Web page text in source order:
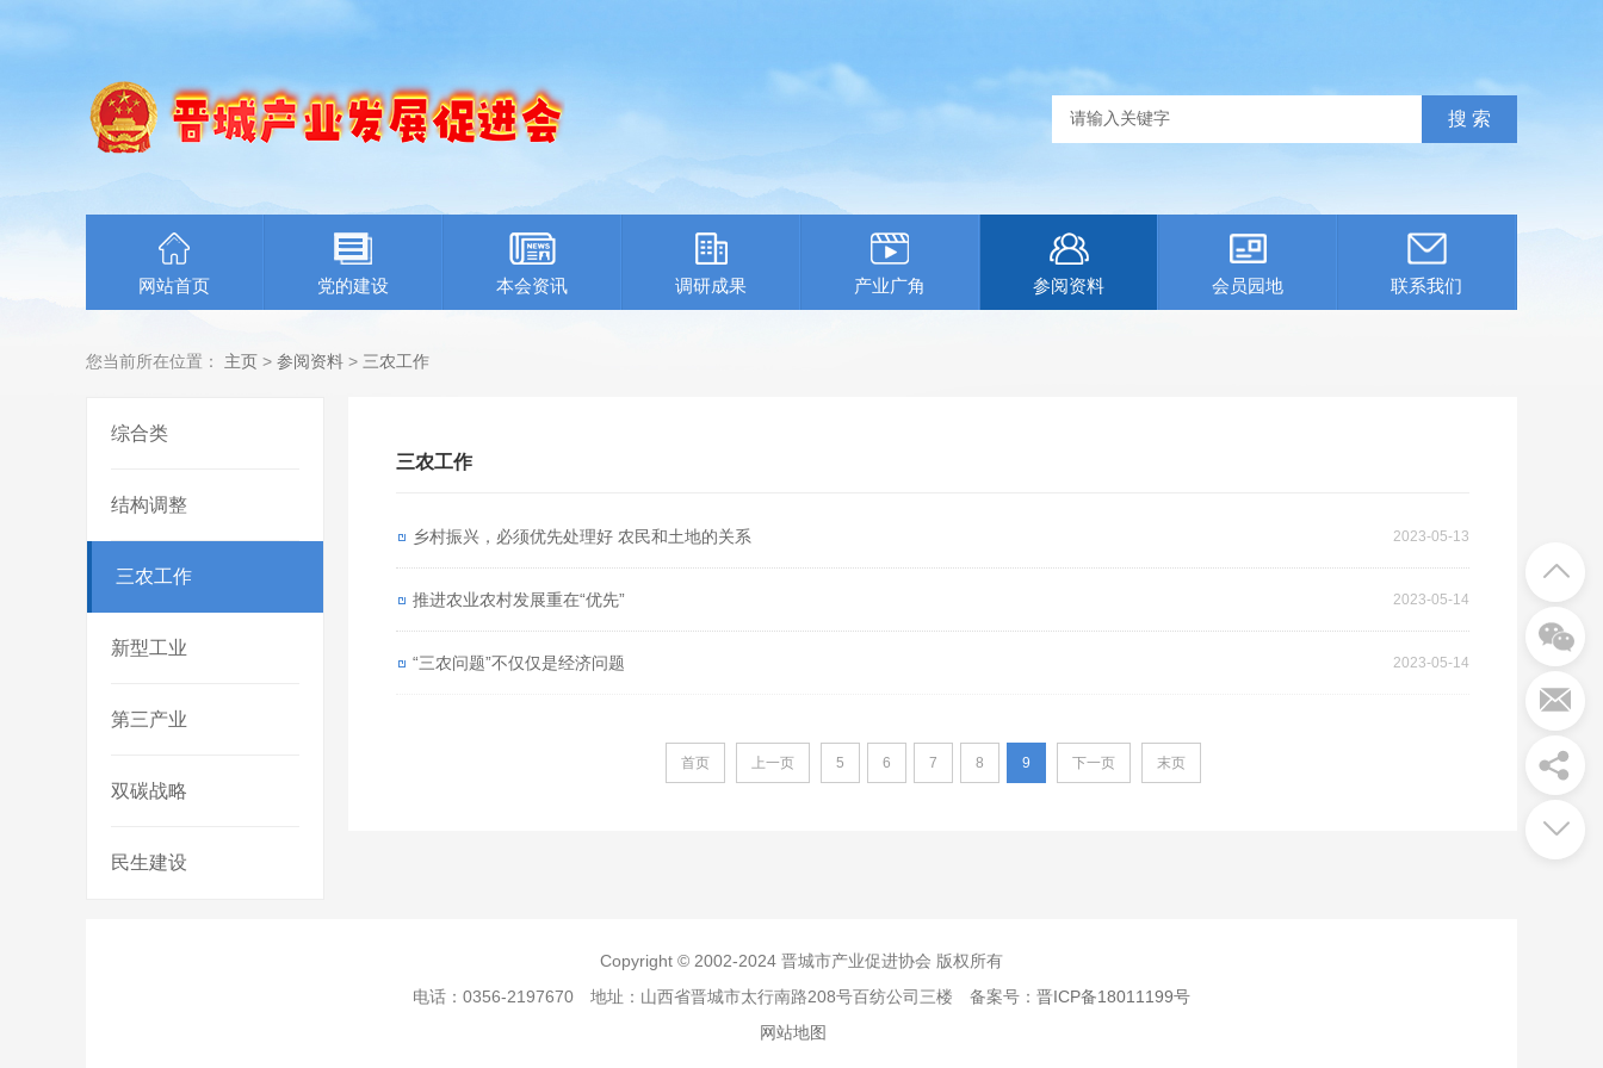
网站首页 党的建设 本会资讯 调研成果 产业广角 参阅资料 会员园地 联系我们
您当前所在位置： 主页 > 参阅资料 > 三农工作
综合类
结构调整
三农工作
新型工业
第三产业
双碳战略
民生建设
三农工作
乡村振兴，必须优先处理好 农民和土地的关系 2023-05-13
推进农业农村发展重在“优先” 2023-05-14
“三农问题”不仅仅是经济问题 2023-05-14
首页 上一页 5 6 7 8 9 下一页 末页
Copyright © 2002-2024 晋城市产业促进协会 版权所有
电话：0356-2197670 地址：山西省晋城市太行南路208号百纺公司三楼 备案号： 晋ICP备18011199号
网站地图